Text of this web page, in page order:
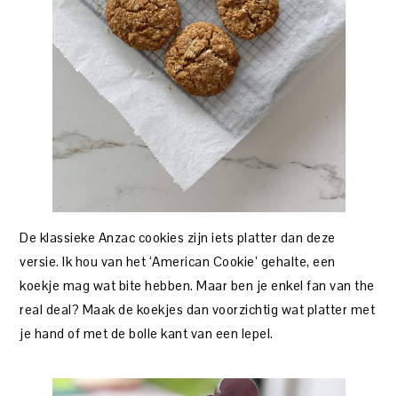
De klassieke Anzac cookies zijn iets platter dan deze
versie. Ik hou van het ‘American Cookie’ gehalte, een
koekje mag wat bite hebben. Maar ben je enkel fan van the
real deal? Maak de koekjes dan voorzichtig wat platter met
je hand of met de bolle kant van een lepel.